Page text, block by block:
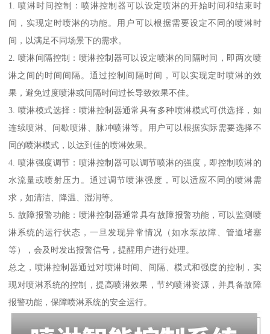
1. 喷淋时间控制：喷淋控制器可以设定喷淋的开始时间和结束时
间，实现定时喷淋的功能。用户可以根据需要设定不同的喷淋时
间，以满足不同场景下的需求。
2. 喷淋间隔控制：喷淋控制器可以设定喷淋的间隔时间，即两次喷
淋之间的时间间隔。通过控制间隔时间，可以实现定时喷淋的效
果，避免过度喷淋或间隔时间过长导致效果不佳。
3. 喷淋模式选择：喷淋控制器通常具有多种喷淋模式可供选择，如
连续喷淋、间歇喷淋、脉冲喷淋等。用户可以根据实际需要选择不
同的喷淋模式，以达到佳的喷淋效果。
4. 喷淋强度调节：喷淋控制器可以调节喷淋的强度，即控制喷淋的
水流量或喷射压力。通过调节喷淋强度，可以适应不同的喷淋需
求，如清洁、降温、湿润等。
5. 故障报警功能：喷淋控制器通常具有故障报警功能，可以监测喷
淋系统的运行状态，一旦发现异常情况（如水泵故障、管道堵塞
等），会及时发出报警信号，提醒用户进行处理。
总之，喷淋控制器通过对喷淋时间、间隔、模式和强度的控制，实
现对喷淋系统的控制，提高喷淋效果，节约喷淋资源，并具备故障
报警功能，保障喷淋系统的安全运行。